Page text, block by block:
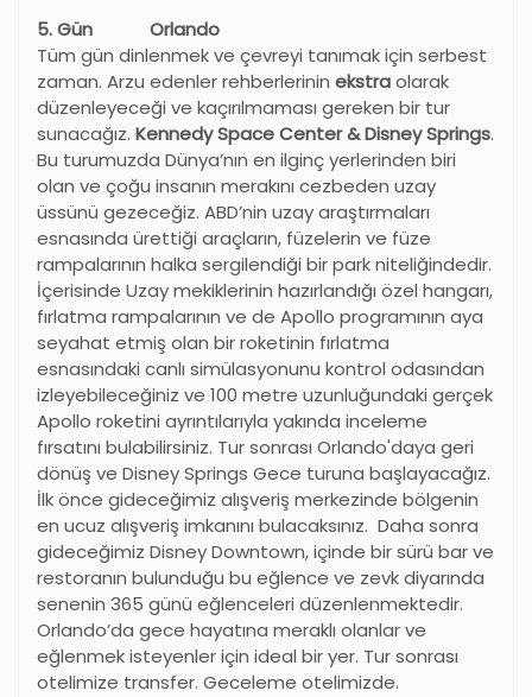
5. Gün Orlando
Tüm gün dinlenmek ve çevreyi tanımak için serbest
zaman. Arzu edenler rehberlerinin ekstraolarak
düzenleyeceği ve kaçırılmaması gereken bir tur
sunacağız. Kennedy Space Center & Disney Springs.
Bu turumuzda Dünya’nın en ilginç yerlerinden biri
olan ve çoğu insanın merakını cezbeden uzay
üssünü gezeceğiz. ABD’nin uzay araştırmaları
esnasında ürettiği araçların, füzelerin ve füze
rampalarının halka sergilendiği bir park niteliğindedir.
İçerisinde Uzay mekiklerinin hazırlandığı özel hangarı,
fırlatma rampalarının ve de Apollo programının aya
seyahat etmiş olan bir roketinin fırlatma
esnasındaki canlı simülasyonunu kontrol odasından
izleyebileceğiniz ve 100 metre uzunluğundaki gerçek
Apollo roketini ayrıntılarıyla yakında inceleme
fırsatını bulabilirsiniz. Tur sonrası Orlando'daya geri
dönüş ve Disney Springs Gece turuna başlayacağız.
İlk önce gideceğimiz alışveriş merkezinde bölgenin
en ucuz alışveriş imkanını bulacaksınız. Daha sonra
gideceğimiz Disney Downtown, içinde bir sürü bar ve
restoranın bulunduğu bu eğlence ve zevk diyarında
senenin 365 günü eğlenceleri düzenlenmektedir.
Orlando’da gece hayatına meraklı olanlar ve
eğlenmek isteyenler için ideal bir yer. Tur sonrası
otelimize transfer. Geceleme otelimizde.